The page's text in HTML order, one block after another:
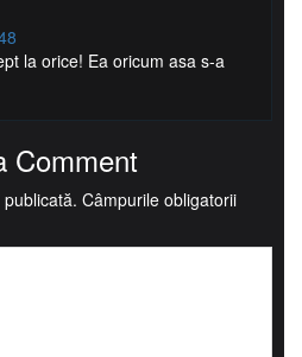
la orice! Ea oricum asa s-a
Comment
Câmpurile obligatorii